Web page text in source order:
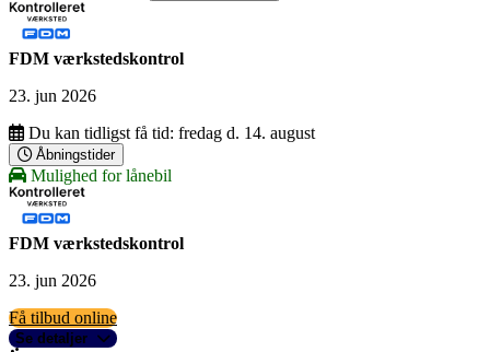
FDM værkstedskontrol
23. jun 2026
Du kan tidligst få tid: fredag d. 14. august
Åbningstider
Mulighed for lånebil
FDM værkstedskontrol
23. jun 2026
Få tilbud online
Se detaljer